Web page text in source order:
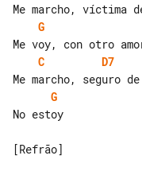
G
C
D7
G
No estoy
[Refrão]